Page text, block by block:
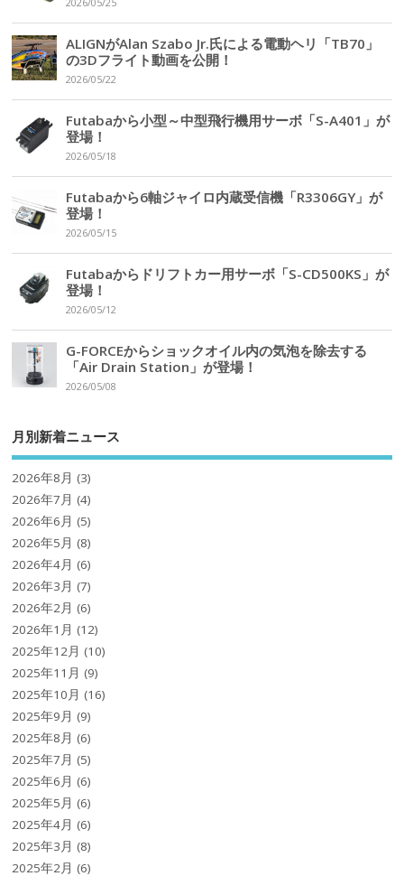
2026/05/25
ALIGNがAlan Szabo Jr.氏による電動ヘリ「TB70」
の3Dフライト動画を公開！
2026/05/22
Futabaから小型～中型飛行機用サーボ「S-A401」が
登場！
2026/05/18
Futabaから6軸ジャイロ内蔵受信機「R3306GY」が
登場！
2026/05/15
Futabaからドリフトカー用サーボ「S-CD500KS」が
登場！
2026/05/12
G-FORCEからショックオイル内の気泡を除去する
「Air Drain Station」が登場！
2026/05/08
月別新着ニュース
2026年8月 (3)
2026年7月 (4)
2026年6月 (5)
2026年5月 (8)
2026年4月 (6)
2026年3月 (7)
2026年2月 (6)
2026年1月 (12)
2025年12月 (10)
2025年11月 (9)
2025年10月 (16)
2025年9月 (9)
2025年8月 (6)
2025年7月 (5)
2025年6月 (6)
2025年5月 (6)
2025年4月 (6)
2025年3月 (8)
2025年2月 (6)